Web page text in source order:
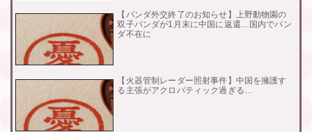
【パンダ外交終了のお知らせ】上野動物園の
双子パンダが1月末に中国に返還…国内でパン
ダ不在に
【火器管制レーダー照射事件】中国を擁護す
る主張がアクロバティック過ぎる…